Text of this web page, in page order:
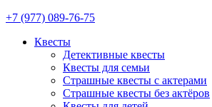
+7 (977) 089-76-75
Квесты
Детективные квесты
Квесты для семьи
Страшные квесты с актерами
Страшные квесты без актёров